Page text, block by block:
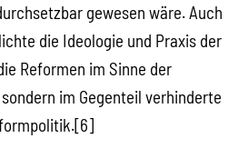
gewesen wäre. Auch
die Ideologie und Praxis der
Reformen im Sinne der
im Gegenteil verhinderte